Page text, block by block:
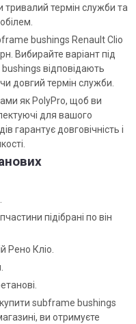
тривалий термін служби та
bushings Renault Clio
Вибирайте варіант під
відповідають
довгий термін служби.
як PolyPro, щоб ви
для вашого
гарантує довговічність і
підібрані по він
Рено Кліо.
subframe bushings
ви отримуєте